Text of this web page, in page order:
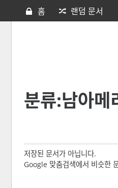
홈 랜덤 문서
분류:남아메
저장된 문서가 아닙니다.
Google 맞춤검색에서 비슷한